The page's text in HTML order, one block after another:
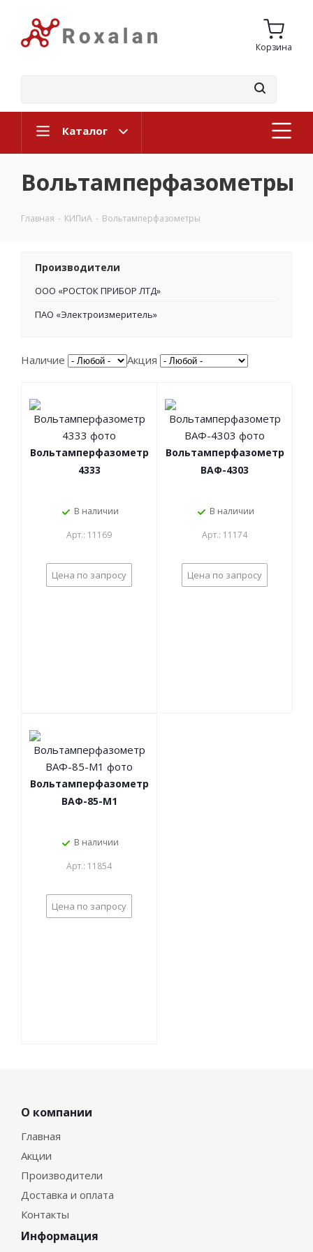
Корзина
Каталог
Вольтамперфазометры
Главная - КИПиА - Вольтамперфазометры
Производители
ООО «РОСТОК ПРИБОР ЛТД»
ПАО «Электроизмеритель»
Наличие Акция
Вольтамперфазометр
4333
В наличии
Арт.: 11169
Цена по запросу
Вольтамперфазометр
ВАФ-4303
В наличии
Арт.: 11174
Цена по запросу
Вольтамперфазометр
ВАФ-85-М1
В наличии
Арт.: 11854
Цена по запросу
О компании
Главная
Акции
Производители
Доставка и оплата
Контакты
Информация